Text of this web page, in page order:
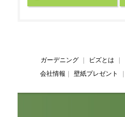
ガーデニング｜ ビズとは
会社情報
壁紙プレゼント